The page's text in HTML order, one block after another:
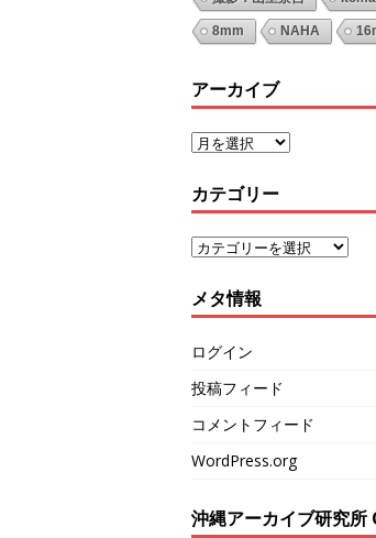
8mm NAHA
アーカイブ
カテゴリー
メタ情報
ログイン
投稿フィード
コメントフィード
WordPress.org
沖縄アーカイブ研究所